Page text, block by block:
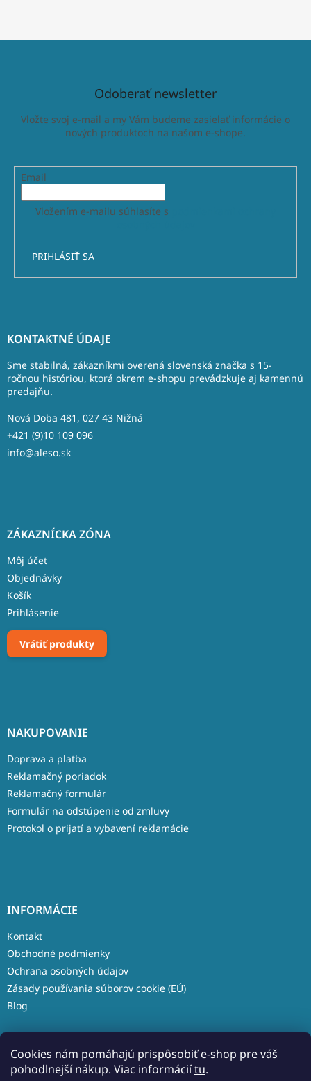
Cookies nám pomáhajú prispôsobiť e-shop pre váš
pohodlnejší nákup. Viac informáciítu.
Odoberať newsletter
Vložte svoj e-mail a my Vám budeme zasielať informácie o
nových produktoch na našom e-shope.
Email
Vložením e-mailu súhlasíte s
PRIHLÁSIŤ SA
KONTAKTNÉ ÚDAJE
Sme stabilná, zákazníkmi overená slovenská značka s 15-
ročnou históriou, ktorá okrem e-shopu prevádzkuje aj kamennú
predajňu.
Nová Doba 481, 027 43 Nižná
+421 (9)10 109 096
info@aleso.sk
ZÁKAZNÍCKA ZÓNA
Môj účet
Objednávky
Košík
Prihlásenie
Vrátiť produkty
NAKUPOVANIE
Doprava a platba
Reklamačný poriadok
Reklamačný formulár
Formulár na odstúpenie od zmluvy
Protokol o prijatí a vybavení reklamácie
INFORMÁCIE
Kontakt
Obchodné podmienky
Ochrana osobných údajov
Zásady používania súborov cookie (EÚ)
Blog